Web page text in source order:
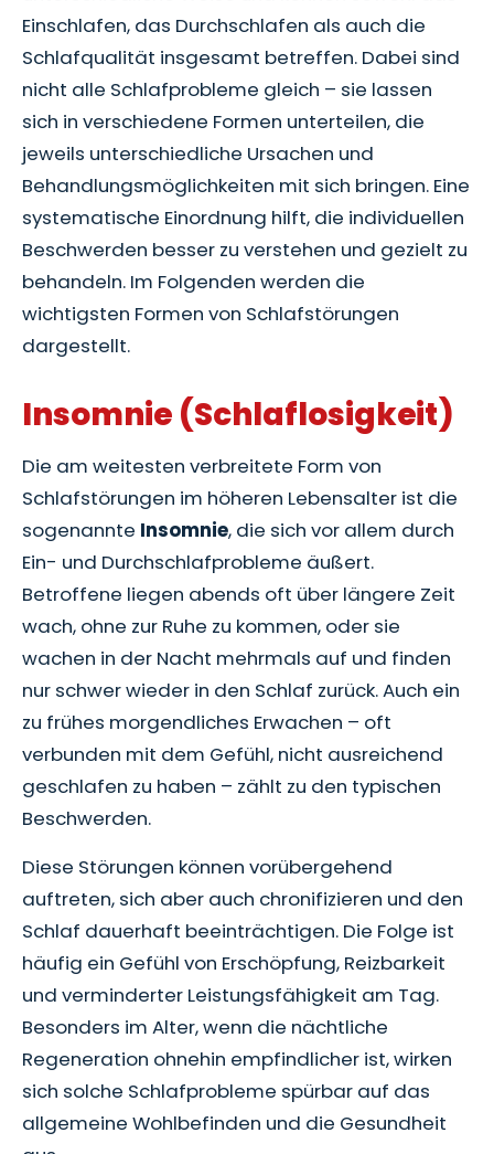
Einschlafen, das Durchschlafen als auch die
Schlafqualität insgesamt betreffen. Dabei sind
nicht alle Schlafprobleme gleich – sie lassen
sich in verschiedene Formen unterteilen, die
jeweils unterschiedliche Ursachen und
Behandlungsmöglichkeiten mit sich bringen. Eine
systematische Einordnung hilft, die individuellen
Beschwerden besser zu verstehen und gezielt zu
behandeln. Im Folgenden werden die
wichtigsten Formen von Schlafstörungen
dargestellt.
Insomnie (Schlaflosigkeit)
Die am weitesten verbreitete Form von
Schlafstörungen im höheren Lebensalter ist die
sogenannte Insomnie, die sich vor allem durch
Ein- und Durchschlafprobleme äußert.
Betroffene liegen abends oft über längere Zeit
wach, ohne zur Ruhe zu kommen, oder sie
wachen in der Nacht mehrmals auf und finden
nur schwer wieder in den Schlaf zurück. Auch ein
zu frühes morgendliches Erwachen – oft
verbunden mit dem Gefühl, nicht ausreichend
geschlafen zu haben – zählt zu den typischen
Beschwerden.
Diese Störungen können vorübergehend
auftreten, sich aber auch chronifizieren und den
Schlaf dauerhaft beeinträchtigen. Die Folge ist
häufig ein Gefühl von Erschöpfung, Reizbarkeit
und verminderter Leistungsfähigkeit am Tag.
Besonders im Alter, wenn die nächtliche
Regeneration ohnehin empfindlicher ist, wirken
sich solche Schlafprobleme spürbar auf das
allgemeine Wohlbefinden und die Gesundheit